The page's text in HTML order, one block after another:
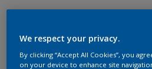
We respect your privacy.
By clicking “Accept All Cookies”, you
on your device to enhance site